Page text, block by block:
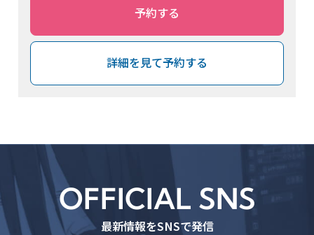
予約する
詳細を見て予約する
OFFICIAL SNS
最新情報をSNSで発信